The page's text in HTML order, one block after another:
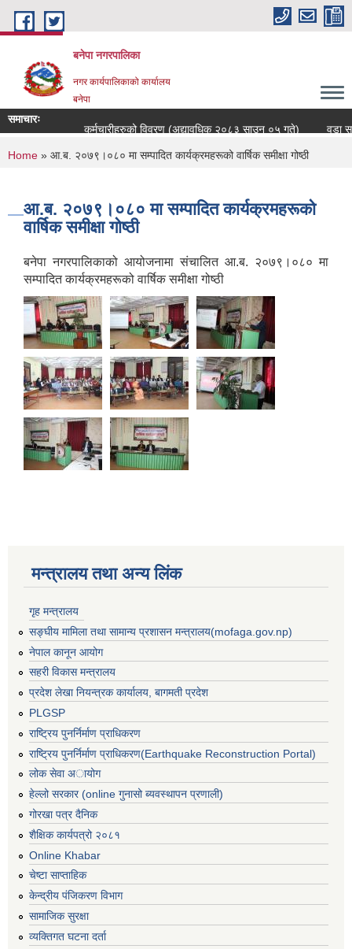
Skip to main content
बनेपा नगरपालिका
नगर कार्यपालिकाको कार्यालय
बनेपा
समाचारः
कर्मचारीहरुको विवरण (अद्यावधिक २०८३ साउन ०५ गते)
वडा
You are here
Home » आ.ब. २०७९।०८० मा सम्पादित कार्यक्रमहरूको वार्षिक समीक्षा गोष्ठी
आ.ब. २०७९।०८० मा सम्पादित कार्यक्रमहरूको
वार्षिक समीक्षा गोष्ठी
बनेपा नगरपालिकाको आयोजनामा संचालित आ.ब. २०७९।०८० मा
सम्पादित कार्यक्रमहरूको वार्षिक समीक्षा गोष्ठी
मन्त्रालय तथा अन्य लिंक
गृह मन्त्रालय
सङ्घीय मामिला तथा सामान्य प्रशासन मन्त्रालय(mofaga.gov.np)
नेपाल कानून आयोग
सहरी विकास मन्त्रालय
प्रदेश लेखा नियन्त्रक कार्यालय, बागमती प्रदेश
PLGSP
राष्ट्रिय पुनर्निर्माण प्राधिकरण
राष्ट्रिय पुनर्निर्माण प्राधिकरण(Earthquake Reconstruction Portal)
लोक सेवा अायोग
हेल्लो सरकार (online गुनासो ब्यवस्थापन प्रणाली)
गोरखा पत्र दैनिक
शैक्षिक कार्यपत्रो २०८१
Online Khabar
चेष्टा साप्ताहिक
केन्द्रीय पंजिकरण विभाग
सामाजिक सुरक्षा
व्यक्तिगत घटना दर्ता